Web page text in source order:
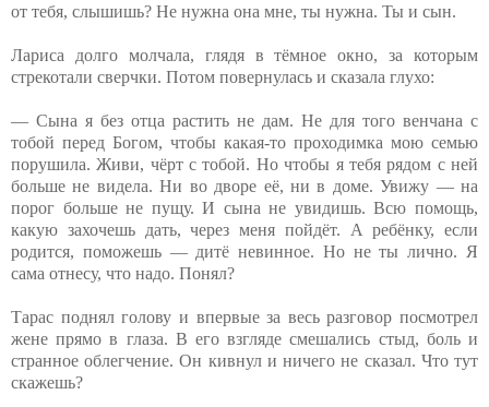
от тебя, слышишь? Не нужна она мне, ты нужна. Ты и сын.
Лариса долго молчала, глядя в тёмное окно, за которым
стрекотали сверчки. Потом повернулась и сказала глухо:
— Сына я без отца растить не дам. Не для того венчана с
тобой перед Богом, чтобы какая-то проходимка мою семью
порушила. Живи, чёрт с тобой. Но чтобы я тебя рядом с ней
больше не видела. Ни во дворе её, ни в доме. Увижу — на
порог больше не пущу. И сына не увидишь. Всю помощь,
какую захочешь дать, через меня пойдёт. А ребёнку, если
родится, поможешь — дитё невинное. Но не ты лично. Я
сама отнесу, что надо. Понял?
Тарас поднял голову и впервые за весь разговор посмотрел
жене прямо в глаза. В его взгляде смешались стыд, боль и
странное облегчение. Он кивнул и ничего не сказал. Что тут
скажешь?